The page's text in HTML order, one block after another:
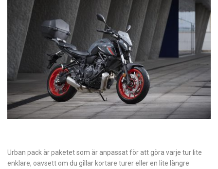
Urban pack är paketet som är anpassat för att göra varje tur lite
enklare, oavsett om du gillar kortare turer eller en lite längre